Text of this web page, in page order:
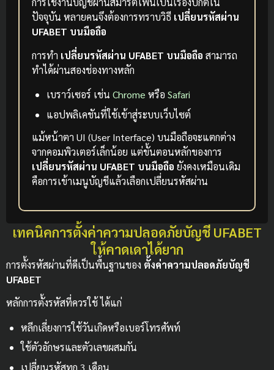
ปัจจุบัน หลายคนจึงต้องการทราบวิธี เปลี่ยนรหัสผ่าน
UFABET บนมือถือ
การทำ เปลี่ยนรหัสผ่าน UFABET บนมือถือ สามารถ
ทำได้ผ่านสองช่องทางหลัก
เบราว์เซอร์ เช่น Chrome หรือ Safari
แอปพลิเคชันที่ใช้เข้าสู่ระบบเว็บไซต์
แม้หน้าตา UI (User Interface) บนมือถือจะแตกต่าง
จากคอมพิวเตอร์เล็กน้อย แต่ขั้นตอนหลักของการ
เปลี่ยนรหัสผ่าน UFABET บนมือถือ ยังคงเหมือนเดิม
คือการเข้าเมนูบัญชีแล้วเลือกเปลี่ยนรหัสผ่าน
เทคนิคการตั้งค่าความปลอดภัยบัญชี UFABET
ให้คาดเดาได้ยาก
การตั้งรหัสผ่านที่ดีเป็นพื้นฐานของ ตั้งค่าความปลอดภัยบัญชี
UFABET
หลักการตั้งรหัสที่ควรใช้ ได้แก่
หลีกเลี่ยงการใช้วันเกิดหรือเบอร์โทรศัพท์
ใช้ตัวอักษรและตัวเลขผสมกัน
เปลี่ยนรหัสทุก 3 เดือน